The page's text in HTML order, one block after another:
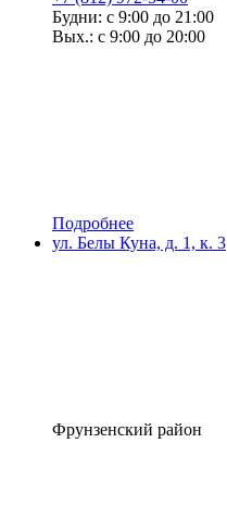
Будни: с 9:00 до 21:00
Вых.: с 9:00 до 20:00
Подробнее
ул. Белы Куна, д. 1, к. 3
Фрунзенский район